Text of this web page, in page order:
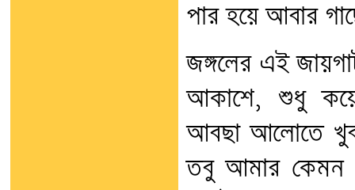
পার হয়ে আবার
জঙ্গলের এই
আকাশে, শুধু
আবছা আলোতে খুব
তবু আমার কেমন